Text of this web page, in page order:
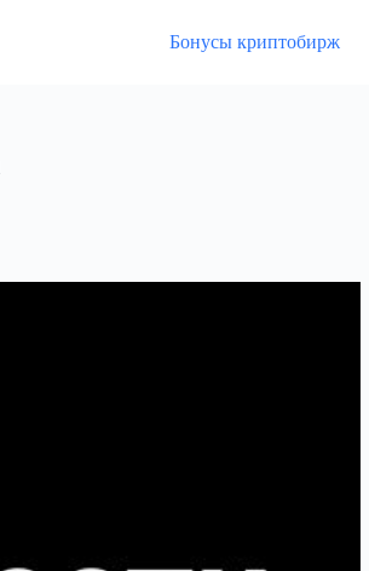
Бонусы криптобирж